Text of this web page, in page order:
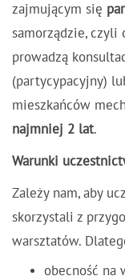
zajmującym się
samorządzie, czyli
prowadzą
(partycypacyjny)
mieszkańców
najmniej 2 lat.
Warunki
Zależy nam, aby
skorzystali z
warsztatów.
obecność na